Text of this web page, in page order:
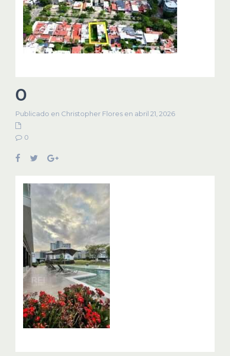
0
Publicado en Christopher Flores en abril 21, 2026
0